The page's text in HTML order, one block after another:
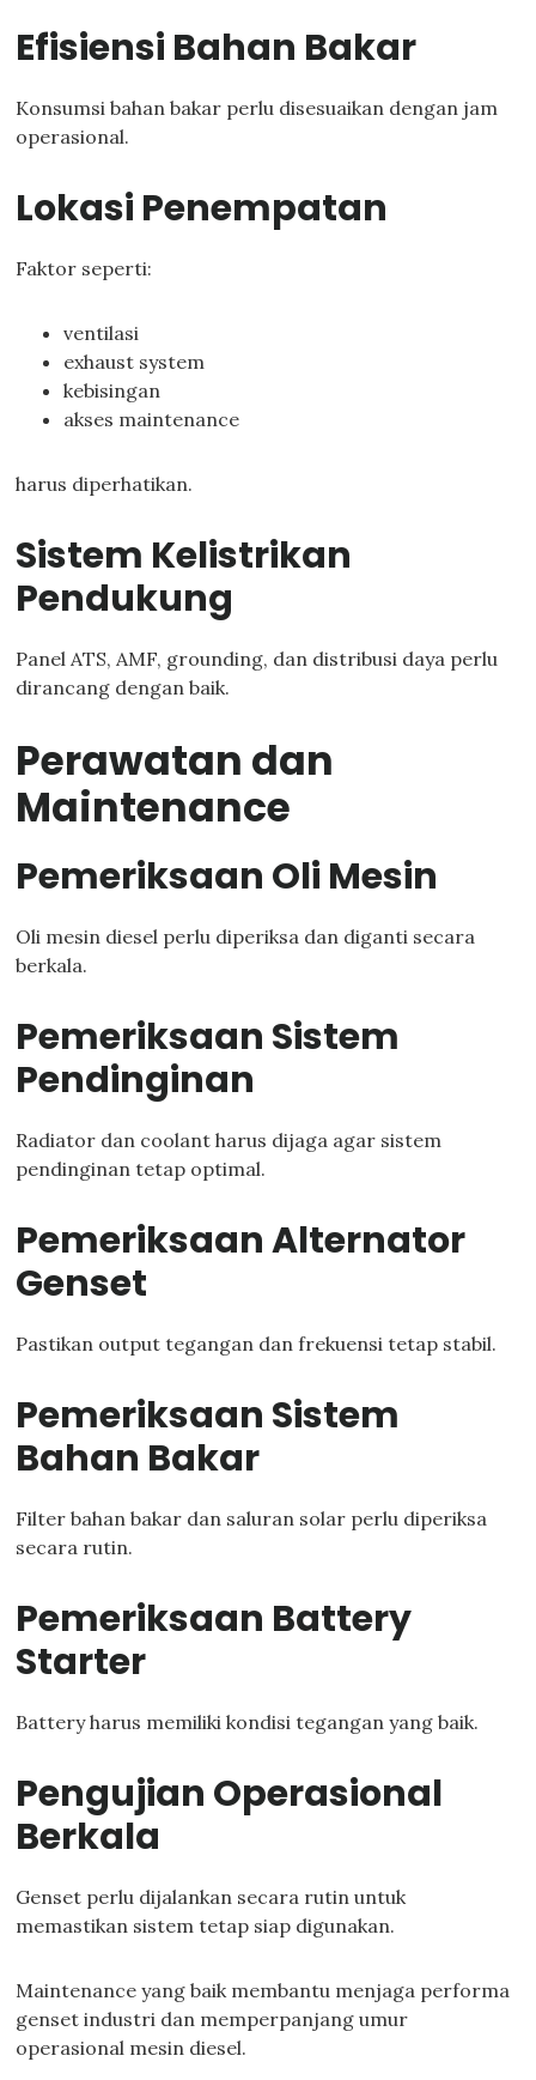
Efisiensi Bahan Bakar
Konsumsi bahan bakar perlu disesuaikan dengan jam
operasional.
Lokasi Penempatan
Faktor seperti:
ventilasi
exhaust system
kebisingan
akses maintenance
harus diperhatikan.
Sistem Kelistrikan
Pendukung
Panel ATS, AMF, grounding, dan distribusi daya perlu
dirancang dengan baik.
Perawatan dan
Maintenance
Pemeriksaan Oli Mesin
Oli mesin diesel perlu diperiksa dan diganti secara
berkala.
Pemeriksaan Sistem
Pendinginan
Radiator dan coolant harus dijaga agar sistem
pendinginan tetap optimal.
Pemeriksaan Alternator
Genset
Pastikan output tegangan dan frekuensi tetap stabil.
Pemeriksaan Sistem
Bahan Bakar
Filter bahan bakar dan saluran solar perlu diperiksa
secara rutin.
Pemeriksaan Battery
Starter
Battery harus memiliki kondisi tegangan yang baik.
Pengujian Operasional
Berkala
Genset perlu dijalankan secara rutin untuk
memastikan sistem tetap siap digunakan.
Maintenance yang baik membantu menjaga performa
genset industri dan memperpanjang umur
operasional mesin diesel.